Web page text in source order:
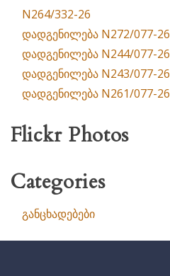
N264/332-26
დადგენილება N272/077-26
დადგენილება N244/077-26
დადგენილება N243/077-26
დადგენილება N261/077-26
Flickr Photos
Categories
განცხადებები